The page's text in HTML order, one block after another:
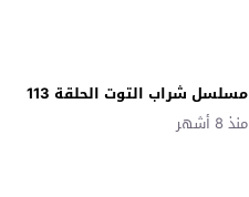
مسلسل شراب التوت الحلقة 113
منذ 8 أشهر